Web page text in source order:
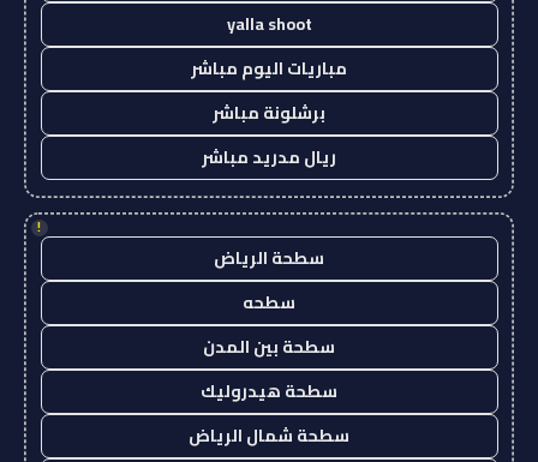
yalla shoot
مباريات اليوم مباشر
برشلونة مباشر
ريال مدريد مباشر
!
سطحة الرياض
سطحه
سطحة بين المدن
سطحة هيدروليك
سطحة شمال الرياض